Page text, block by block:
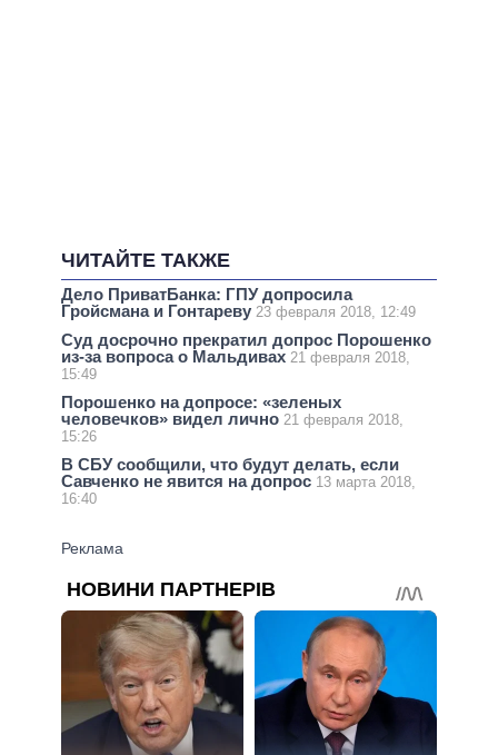
ЧИТАЙТЕ ТАКЖЕ
Дело ПриватБанка: ГПУ допросила
Гройсмана и Гонтареву 23 февраля 2018, 12:49
Суд досрочно прекратил допрос Порошенко
из-за вопроса о Мальдивах 21 февраля 2018,
15:49
Порошенко на допросе: «зеленых
человечков» видел лично 21 февраля 2018,
15:26
В СБУ сообщили, что будут делать, если
Савченко не явится на допрос 13 марта 2018,
16:40